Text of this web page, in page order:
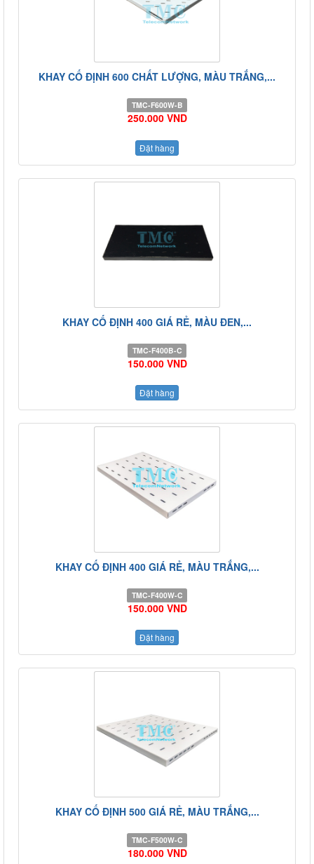
KHAY CỐ ĐỊNH 600 CHẤT LƯỢNG, MÀU TRẮNG,...
TMC-F600W-B
250.000 VND
Đặt hàng
KHAY CỐ ĐỊNH 400 GIÁ RẺ, MÀU ĐEN,...
TMC-F400B-C
150.000 VND
Đặt hàng
KHAY CỐ ĐỊNH 400 GIÁ RẺ, MÀU TRẮNG,...
TMC-F400W-C
150.000 VND
Đặt hàng
KHAY CỐ ĐỊNH 500 GIÁ RẺ, MÀU TRẮNG,...
TMC-F500W-C
180.000 VND